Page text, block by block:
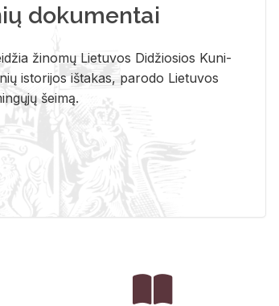
dokumentai
ži­no­mų Lie­tu­vos Di­džio­sios Ku­ni­
is­to­ri­jos iš­ta­kas, pa­ro­do Lie­tu­vos
šei­mą.